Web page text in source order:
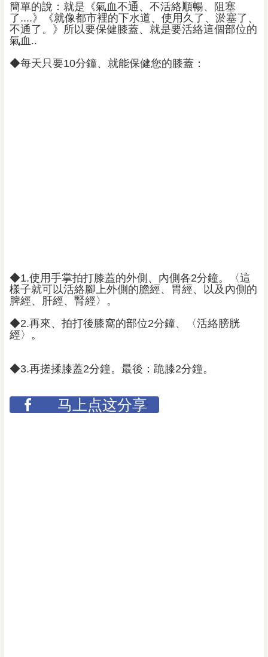
簡單的說：就是《氣血不通、不活絡順暢、阻塞
了....》《就像都市裡的下水道、使用久了、淤塞了、
不通了。》所以要保健膝蓋、就是要活絡這個部位的
氣血..
◆每天只要10分鐘、就能保健您的膝蓋：
◆1.使用手掌拍打膝蓋的外側、內側各2分鐘。〈這
樣子就可以活絡腳上外側的膽經、胃經、以及內側的
脾經、肝經、腎經〉。
◆2.再來、拍打後膝窩的部位2分鐘、〈活絡膀胱
經〉。
◆3.再搓揉膝蓋2分鐘。最後：跪膝2分鐘。
马上点这分享